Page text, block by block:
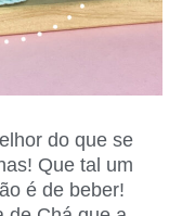
do que se
Que tal um
é de beber!